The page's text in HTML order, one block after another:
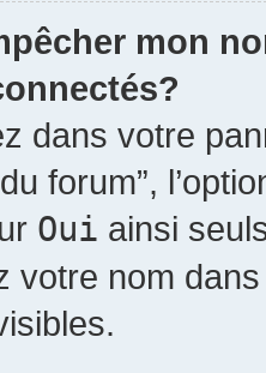
mon
dans votre
forum”,
Oui ainsi
votre nom